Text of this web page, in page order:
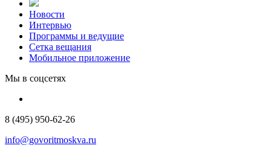
Новости
Интервью
Программы и ведущие
Сетка вещания
Мобильное приложение
Мы в соцсетях
8 (495) 950-62-26
info@govoritmoskva.ru